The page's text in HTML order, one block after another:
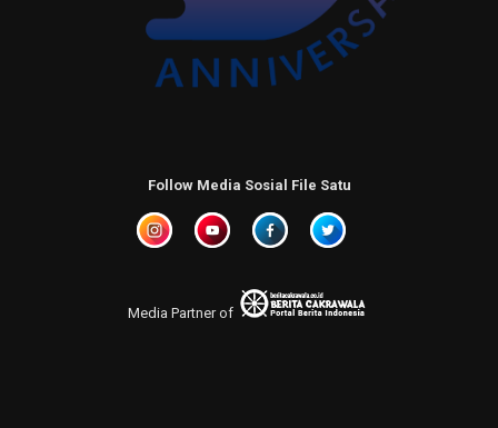
Follow Media Sosial File Satu
Media Partner of